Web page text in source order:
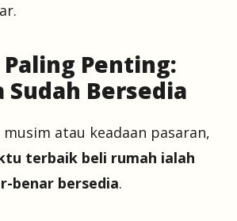
Penting:
Sudah Bersedia
atau keadaan pasaran,
terbaik beli rumah ialah
benar bersedia.